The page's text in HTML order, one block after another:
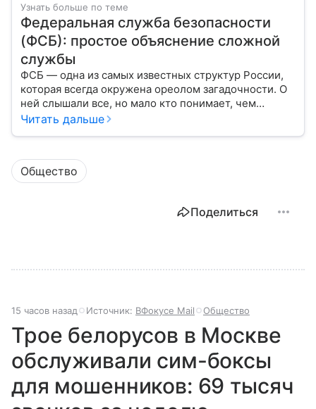
Узнать больше по теме
Федеральная служба безопасности
(ФСБ): простое объяснение сложной
службы
ФСБ — одна из самых известных структур России,
которая всегда окружена ореолом загадочности. О
ней слышали все, но мало кто понимает, чем
именно занимается Федеральная служба
Читать дальше
Общество
Поделиться
15 часов назад Источник: ВФокусе Mail Общество
Трое белорусов в Москве
обслуживали сим-боксы
для мошенников: 69 тысяч